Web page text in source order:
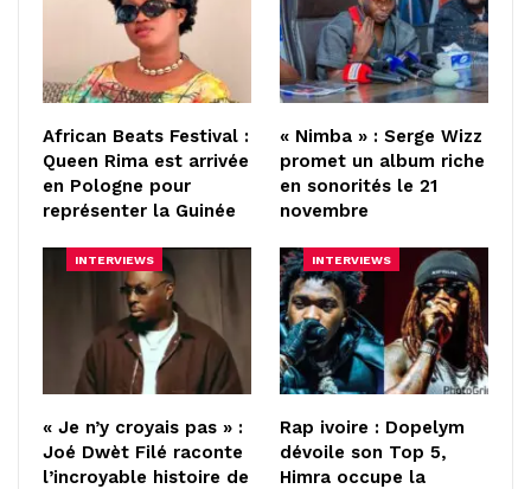
African Beats Festival :
Queen Rima est arrivée
en Pologne pour
représenter la Guinée
« Nimba » : Serge Wizz
promet un album riche
en sonorités le 21
novembre
INTERVIEWS
« Je n’y croyais pas » :
Joé Dwèt Filé raconte
l’incroyable histoire de
INTERVIEWS
Rap ivoire : Dopelym
dévoile son Top 5,
Himra occupe la